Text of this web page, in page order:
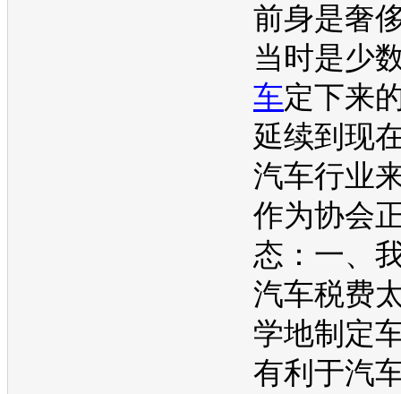
前身是奢
当时是少
车定下来
延续到现
汽车行业
作为协会
态：一、
汽车税费
学地制定
有利于汽